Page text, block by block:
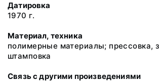
Датировка
1970 г.
Материал, техника
полимерные материалы; прессовка,
штамповка
Связь с другими произведениями